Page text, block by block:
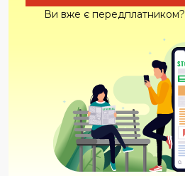
Ви вже є передплатником?